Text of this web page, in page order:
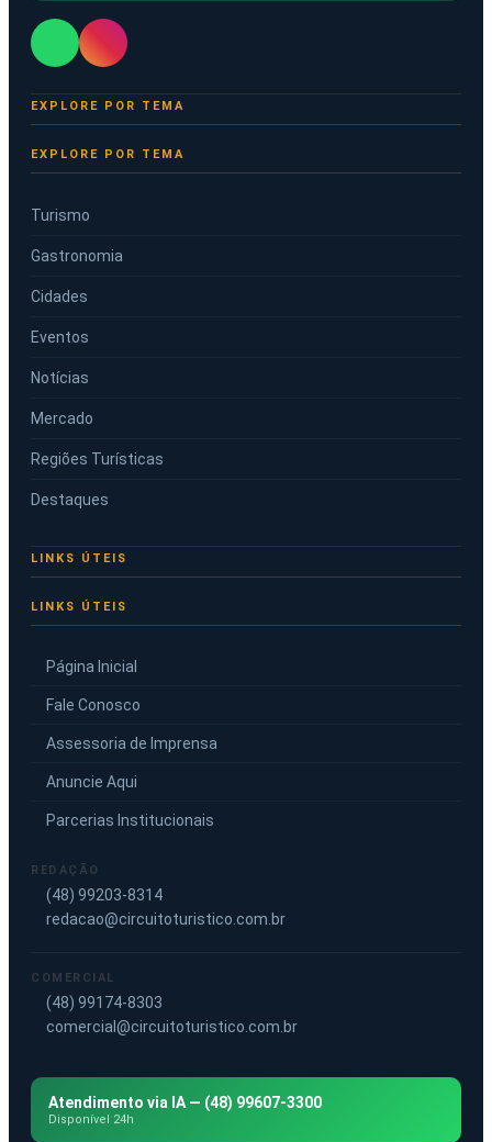
EXPLORE POR TEMA
Turismo
Gastronomia
Cidades
Eventos
Notícias
Mercado
Regiões Turísticas
Destaques
LINKS ÚTEIS
Página Inicial
Fale Conosco
Assessoria de Imprensa
Anuncie Aqui
Parcerias Institucionais
REDAÇÃO
(48) 99203-8314
redacao@circuitoturistico.com.br
COMERCIAL
(48) 99174-8303
comercial@circuitoturistico.com.br
Atendimento via IA — (48) 99607-3300
Disponível 24h